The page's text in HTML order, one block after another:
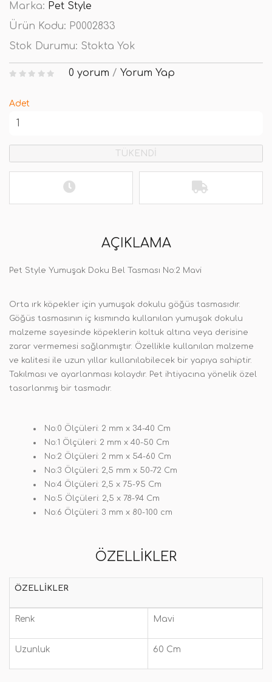
Marka: Pet Style
Ürün Kodu: P0002833
Stok Durumu: Stokta Yok
0 yorum / Yorum Yap
Adet
TÜKENDİ
AÇIKLAMA
Pet Style Yumuşak Doku Bel Tasması No:2 Mavi
Orta ırk köpekler için yumuşak dokulu göğüs tasmasıdır.
Göğüs tasmasının iç kısmında kullanılan yumuşak dokulu
malzeme sayesinde köpeklerin koltuk altına veya derisine
zarar vermemesi sağlanmıştır. Özellikle kullanılan malzeme
ve kalitesi ile uzun yıllar kullanılabilecek bir yapıya sahiptir.
Takılması ve ayarlanması kolaydır. Pet ihtiyacına yönelik özel
tasarlanmış bir tasmadır.
No:0 Ölçüleri: 2 mm x 34-40 Cm
No:1 Ölçüleri: 2 mm x 40-50 Cm
No:2 Ölçüleri: 2 mm x 54-60 Cm
No:3 Ölçüleri: 2,5 mm x 50-72 Cm
No:4 Ölçüleri: 2,5 x 75-95 Cm
No:5 Ölçüleri: 2,5 x 78-94 Cm
No:6 Ölçüleri: 3 mm x 80-100 cm
ÖZELLIKLER
ÖZELLIKLER
Renk Mavi
Uzunluk 60 Cm